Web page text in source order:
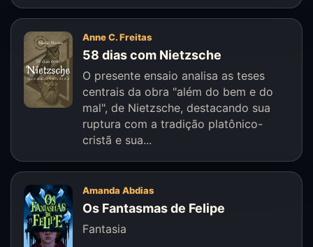
Anne C. Freitas
58 dias com Nietzsche
O presente ensaio analisa as teses
centrais da obra "além do bem e do
mal", de Nietzsche, destacando sua
ruptura com a tradição platônico-
cristã e sua...
Amanda Abdias
Os Fantasmas de Felipe
Fantasia